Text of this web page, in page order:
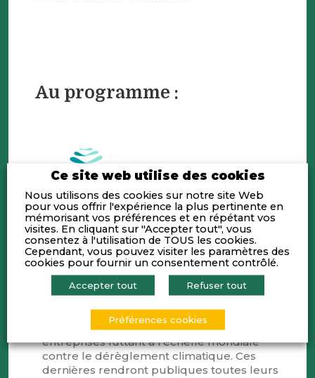
Au programme :
Présentation de Time for the Planet par
Medhi Coly, son co-fondateur
Time for the Planet est une société à but
non lucratif qui crée et finance des
entreprises luttant à l’échelle mondiale
contre le dérèglement climatique. Ces
dernières rendront publiques toutes leurs
Ce site web utilise des cookies
Nous utilisons des cookies sur notre site Web
pour vous offrir l'expérience la plus pertinente en
mémorisant vos préférences et en répétant vos
visites. En cliquant sur "Accepter tout", vous
consentez à l'utilisation de TOUS les cookies.
Cependant, vous pouvez visiter les paramètres des
cookies pour fournir un consentement contrôlé.
Accepter tout Refuser tout
Préférences cookies